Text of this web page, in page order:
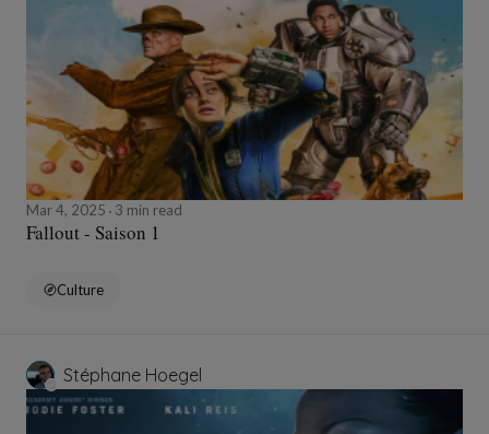
Mar 4, 2025 3 min read
Fallout - Saison 1
Culture
Stéphane Hoegel